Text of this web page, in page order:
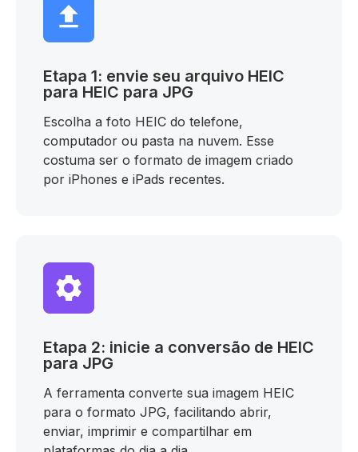
Etapa 1: envie seu arquivo HEIC
para HEIC para JPG
Escolha a foto HEIC do telefone,
computador ou pasta na nuvem. Esse
costuma ser o formato de imagem criado
por iPhones e iPads recentes.
Etapa 2: inicie a conversão de HEIC
para JPG
A ferramenta converte sua imagem HEIC
para o formato JPG, facilitando abrir,
enviar, imprimir e compartilhar em